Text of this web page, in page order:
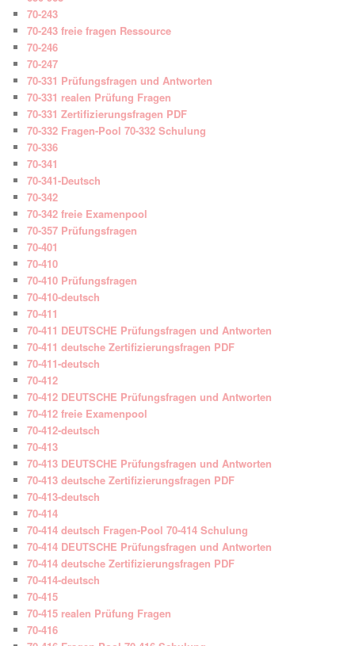
70-243
70-243 freie fragen Ressource
70-246
70-247
70-331 Prüfungsfragen und Antworten
70-331 realen Prüfung Fragen
70-331 Zertifizierungsfragen PDF
70-332 Fragen-Pool 70-332 Schulung
70-336
70-341
70-341-Deutsch
70-342
70-342 freie Examenpool
70-357 Prüfungsfragen
70-401
70-410
70-410 Prüfungsfragen
70-410-deutsch
70-411
70-411 DEUTSCHE Prüfungsfragen und Antworten
70-411 deutsche Zertifizierungsfragen PDF
70-411-deutsch
70-412
70-412 DEUTSCHE Prüfungsfragen und Antworten
70-412 freie Examenpool
70-412-deutsch
70-413
70-413 DEUTSCHE Prüfungsfragen und Antworten
70-413 deutsche Zertifizierungsfragen PDF
70-413-deutsch
70-414
70-414 deutsch Fragen-Pool 70-414 Schulung
70-414 DEUTSCHE Prüfungsfragen und Antworten
70-414 deutsche Zertifizierungsfragen PDF
70-414-deutsch
70-415
70-415 realen Prüfung Fragen
70-416